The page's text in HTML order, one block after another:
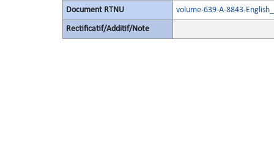
Document RTNU volume-639-A-8843-
Rectificatif/Additif/Note